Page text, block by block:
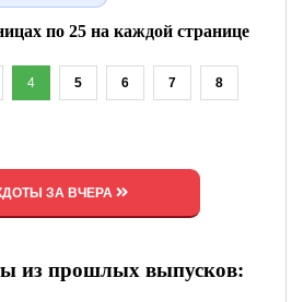
по 25 на каждой странице
4 5 6 7 8
ЗА ВЧЕРА
из прошлых выпусков: